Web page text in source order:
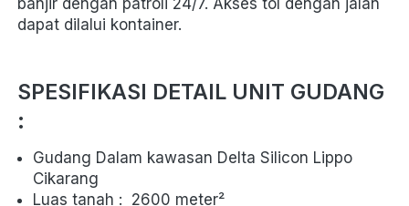
banjir dengan patroli 24/7. Akses tol dengan jalan
dapat dilalui kontainer.
SPESIFIKASI DETAIL UNIT GUDANG
:
Gudang Dalam kawasan Delta Silicon Lippo
Cikarang
Luas tanah :  2600 meter²